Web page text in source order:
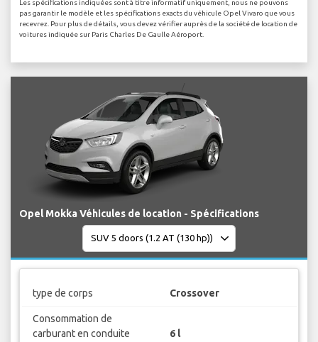
Les spécifications indiquées sont à titre informatif uniquement, nous ne pouvons
pas garantir le modèle et les spécifications exacts du véhicule Opel Vivaro que vous
recevrez. Pour plus de détails, vous devez vérifier auprès de la société de location de
voitures indiquée sur Paris Charles De Gaulle Aéroport.
Opel Mokka Véhicules de location - Spécifications
type de corps Crossover
Consommation de
carburant en conduite
6 l